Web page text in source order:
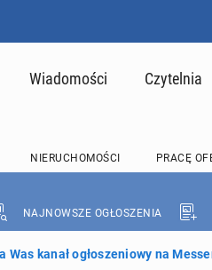
Wiadomości Czytelnia
NIERUCHOMOŚCI PRACĘ
NAJNOWSZE OGŁOSZENIA
Was kanał ogłoszeniowy na